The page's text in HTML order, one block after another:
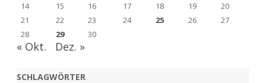
14
15 16 17 18 19
20
21
22 23 24 25 26
27
28
29 30
« Okt. Dez. »
SCHLAGWÖRTER